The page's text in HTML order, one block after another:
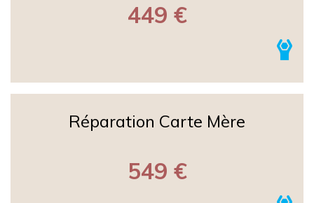
449 €
Réparation Carte Mère
549 €